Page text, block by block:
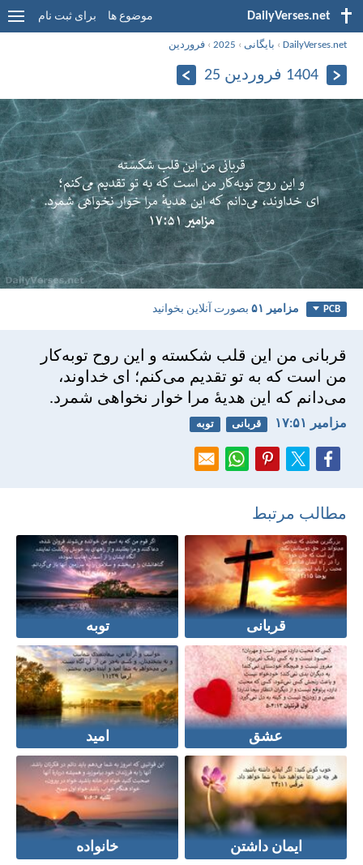
DailyVerses.net موضوع ها برای ثبت نام
DailyVerses.net
› بایگانی ›
2025
›فروردین
1404 فروردین 25
PCB مزامير ۵۱ بصورت آنلاین بخوانید
قربانی من اين قلب شكسته و اين روح توبه‌كار
من است كه به تو تقديم می‌كنم؛ ای خداوند،
می‌دانم كه اين هديهٔ مرا خوار نخواهی شمرد.
مزامير ۵۱:‏۱۷ قربانی توبه
مطالب مرتبط
قربانی توبه
عشق امید
ایمان داشتن خانواده